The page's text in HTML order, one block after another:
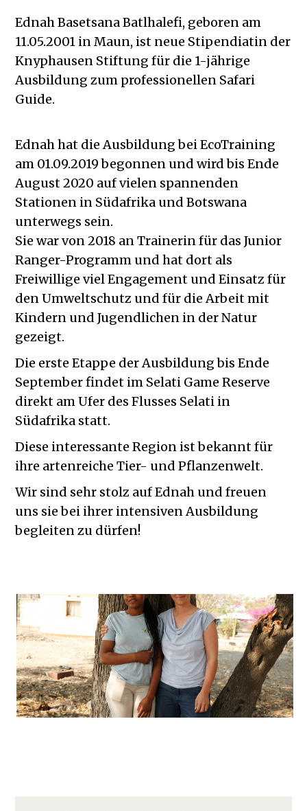
Ednah Basetsana Batlhalefi, geboren am
11.05.2001 in Maun, ist neue Stipendiatin der
Knyphausen Stiftung für die 1-jährige
Ausbildung zum professionellen Safari
Guide.
Ednah hat die Ausbildung bei EcoTraining
am 01.09.2019 begonnen und wird bis Ende
August 2020 auf vielen spannenden
Stationen in Südafrika und Botswana
unterwegs sein.
Sie war von 2018 an Trainerin für das Junior
Ranger-Programm und hat dort als
Freiwillige viel Engagement und Einsatz für
den Umweltschutz und für die Arbeit mit
Kindern und Jugendlichen in der Natur
gezeigt.
Die erste Etappe der Ausbildung bis Ende
September findet im Selati Game Reserve
direkt am Ufer des Flusses Selati in
Südafrika statt.
Diese interessante Region ist bekannt für
ihre artenreiche Tier- und Pflanzenwelt.
Wir sind sehr stolz auf Ednah und freuen
uns sie bei ihrer intensiven Ausbildung
begleiten zu dürfen!